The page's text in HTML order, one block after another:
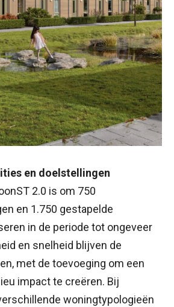
en doelstellingen
2.0 is om 750
en 1.750 gestapelde
in de periode tot ongeveer
en snelheid blijven de
met de toevoeging om een
impact te creëren. Bij
woningtypologieën